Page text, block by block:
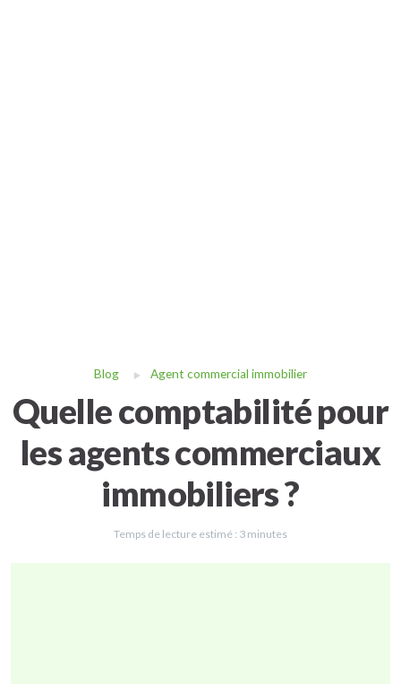
Blog Agent commercial immobilier
Quelle comptabilité pour
les agents commerciaux
immobiliers ?
Temps de lecture estimé : 3 minutes